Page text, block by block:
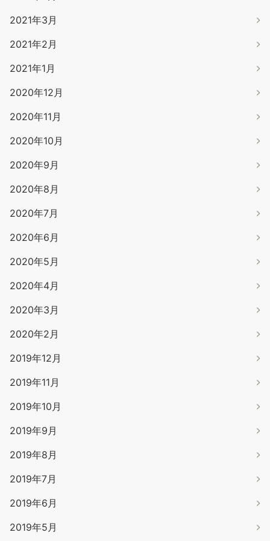
2021年3月
2021年2月
2021年1月
2020年12月
2020年11月
2020年10月
2020年9月
2020年8月
2020年7月
2020年6月
2020年5月
2020年4月
2020年3月
2020年2月
2019年12月
2019年11月
2019年10月
2019年9月
2019年8月
2019年7月
2019年6月
2019年5月